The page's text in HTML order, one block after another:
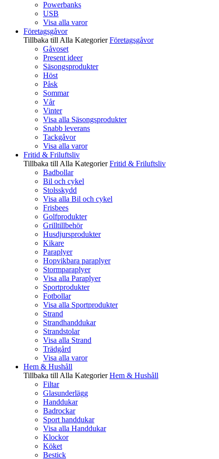
Powerbanks
USB
Visa alla varor
Företagsgåvor
Tillbaka till Alla Kategorier Företagsgåvor
Gåvoset
Present ideer
Säsongsprodukter
Höst
Påsk
Sommar
Vår
Vinter
Visa alla Säsongsprodukter
Snabb leverans
Tackgåvor
Visa alla varor
Fritid & Friluftsliv
Tillbaka till Alla Kategorier Fritid & Friluftsliv
Badbollar
Bil och cykel
Stolsskydd
Visa alla Bil och cykel
Frisbees
Golfprodukter
Grilltillbehör
Husdjursprodukter
Kikare
Paraplyer
Hopvikbara paraplyer
Stormparaplyer
Visa alla Paraplyer
Sportprodukter
Fotbollar
Visa alla Sportprodukter
Strand
Strandhanddukar
Strandstolar
Visa alla Strand
Trädgård
Visa alla varor
Hem & Hushåll
Tillbaka till Alla Kategorier Hem & Hushåll
Filtar
Glasunderlägg
Handdukar
Badrockar
Sport handdukar
Visa alla Handdukar
Klockor
Köket
Bestick